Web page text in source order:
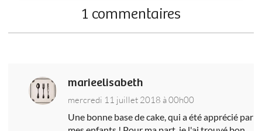
1 commentaires
marieelisabeth
mercredi 11 juillet 2018 à 00h00
Une bonne base de cake, qui a été apprécié par